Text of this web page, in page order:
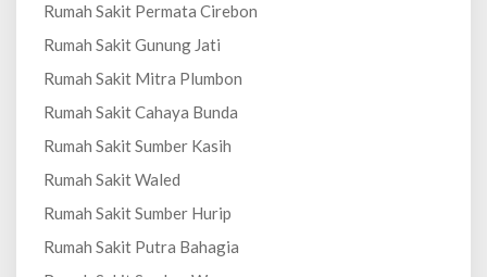
Rumah Sakit Permata Cirebon
Rumah Sakit Gunung Jati
Rumah Sakit Mitra Plumbon
Rumah Sakit Cahaya Bunda
Rumah Sakit Sumber Kasih
Rumah Sakit Waled
Rumah Sakit Sumber Hurip
Rumah Sakit Putra Bahagia